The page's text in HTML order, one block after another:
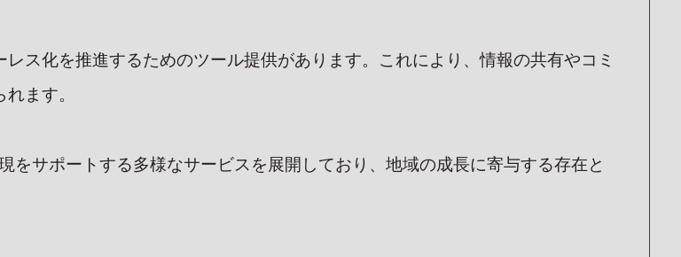
ス化を推進するためのツール提供があります。これにより、情報の共有やコミ
ます。
サポートする多様なサービスを展開しており、地域の成長に寄与する存在と